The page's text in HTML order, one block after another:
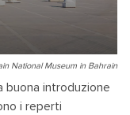
National Museum in Bahrain
buona introduzione
i reperti